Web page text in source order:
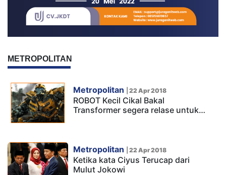
METROPOLITAN
Metropolitan 22 Apr 2018
ROBOT Kecil Cikal Bakal
Transformer segera relase untuk…
Metropolitan 22 Apr 2018
Ketika kata Ciyus Terucap dari
Mulut Jokowi